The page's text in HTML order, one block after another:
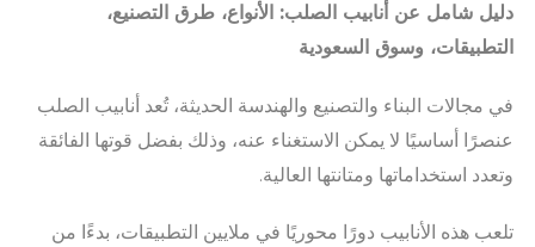
دليل شامل عن أنابيب الصلب: الأنواع، طرق التصنيع،
التطبيقات، وسوق السعودية
في مجالات البناء والتصنيع والهندسة الحديثة، تُعد أنابيب الصلب
عنصرًا أساسيًا لا يمكن الاستغناء عنه، وذلك بفضل قوتها الفائقة
وتعدد استخداماتها ومتانتها العالية.
تلعب هذه الأنابيب دورًا محوريًا في ملايين التطبيقات، بدءًا من